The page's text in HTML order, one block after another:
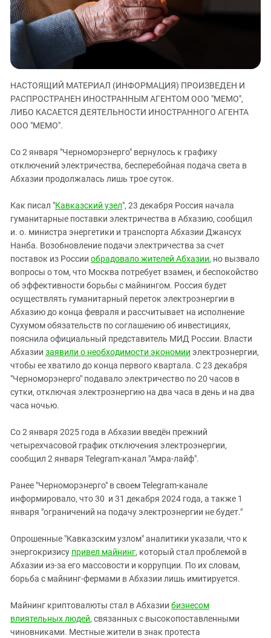
ЗАСТАВЛЯЕТ
КАВКАЗ ЗА ПАЛЕСТИНУ
ИНАКОМЫСЛИЕ В ЧЕЧНЕ
ПРЕСЛЕДОВАНИЕ АКТИВИСТОВ
Дагестан
Ингушетия
Кабардино-Балкария
Калмыкия
Карачаево-Черкесия
Краснодарский край
Нагорный Карабах
Ростовская область
Северная Осетия - Алания
Ставропольский край
Чечня
Южная Осетия
Южный Кавказ
ЮФО
НАСТОЯЩИЙ МАТЕРИАЛ (ИНФОРМАЦИЯ) ПРОИЗВЕДЕН И
РАСПРОСТРАНЕН ИНОСТРАННЫМ АГЕНТОМ ООО "МЕМО",
ЛИБО КАСАЕТСЯ ДЕЯТЕЛЬНОСТИ ИНОСТРАННОГО АГЕНТА
ООО "МЕМО".
Со 2 января "Черноморэнерго" вернулось к графику
отключений электричества, бесперебойная подача света в
Абхазии продолжалась лишь трое суток.
Как писал "Кавказский узел", 23 декабря Россия начала
гуманитарные поставки электричества в Абхазию, сообщил
и. о. министра энергетики и транспорта Абхазии Джансух
Нанба. Возобновление подачи электричества за счет
поставок из России обрадовало жителей Абхазии, но вызвало
вопросы о том, что Москва потребует взамен, и беспокойство
об эффективности борьбы с майнингом. Россия будет
осуществлять гуманитарный переток электроэнергии в
Абхазию до конца февраля и рассчитывает на исполнение
Сухумом обязательств по соглашению об инвестициях,
пояснила официальный представитель МИД России. Власти
Абхазии заявили о необходимости экономии электроэнергии,
чтобы ее хватило до конца первого квартала. С 23 декабря
"Черноморэнерго" подавало электричество по 20 часов в
сутки, отключая электроэнергию на два часа в день и на два
часа ночью.
Со 2 января 2025 года в Абхазии введён прежний
четырехчасовой график отключения электроэнергии,
сообщил 2 января Telegram-канал "Амра-лайф".
Ранее "Черноморэнерго" в своем Telegram-канале
информировало, что 30 и 31 декабря 2024 года, а также 1
января "ограничений на подачу электроэнергии не будет."
Опрошенные "Кавказским узлом" аналитики указали, что к
энергокризису привел майнинг, который стал проблемой в
Абхазии из-за его массовости и коррупции. По их словам,
борьба с майнинг-фермами в Абхазии лишь имитируется.
Майнинг криптовалюты стал в Абхазии бизнесом
влиятельных людей, связанных с высокопоставленными
чиновниками. Местные жители в знак протеста